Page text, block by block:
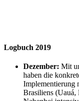
Logbuch 2019
Dezember: Mit
haben die
Implementierung
Brasiliens (Uauá,